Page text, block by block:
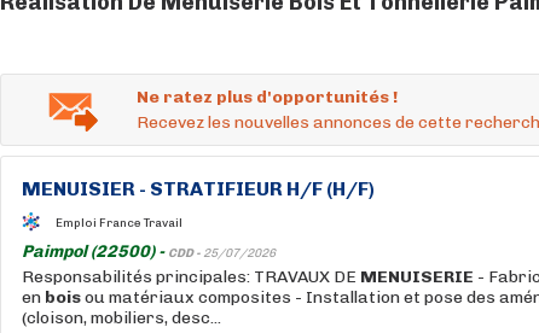
Ne ratez plus d'opportunités !
Recevez les nouvelles annonces de cette
MENUISIER - STRATIFIEUR H/F (H/F)
Emploi France Travail
Paimpol (22500) - CDD - 25/07/2026
Responsabilités principales: TRAVAUX DE MENUISERIE -
en boisou matériaux composites - Installation et pose des
(cloison, mobiliers, desc...